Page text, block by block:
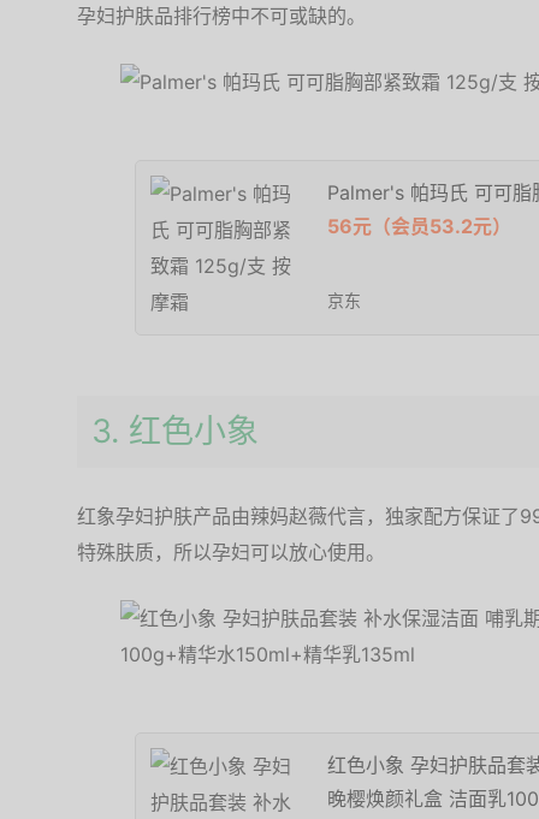
孕妇护肤品排行榜中不可或缺的。
Palmer's 帕玛氏 可可
56元（会员53.2元）
京东
3. 红色小象
红象孕妇护肤产品由辣妈赵薇代言，独家配方保证了
特殊肤质，所以孕妇可以放心使用。
红色小象 孕妇护肤品套
晚樱焕颜礼盒 洁面乳